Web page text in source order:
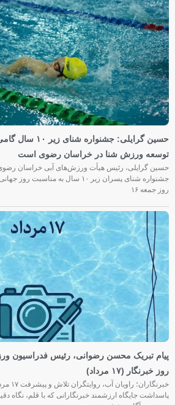
حسین گرایلی:
توسعه ورزش شنا در خراسان رضوی است
حسین گرایلی، رئیس هیأت ورزش‌های آبی خراسان رضوی،
جشنواره شنای پسران زیر ۱۰ سال به
روز جمعه‌ ۱۶
پیام تبریک محسن رضوانی، رئیس فدراسیون
روز خبرنگار (۱۷ مرداد)
خبرنگاران؛
پاسداشت جایگاه ارزشمند خبرنگارانی که با قلم، نگاه